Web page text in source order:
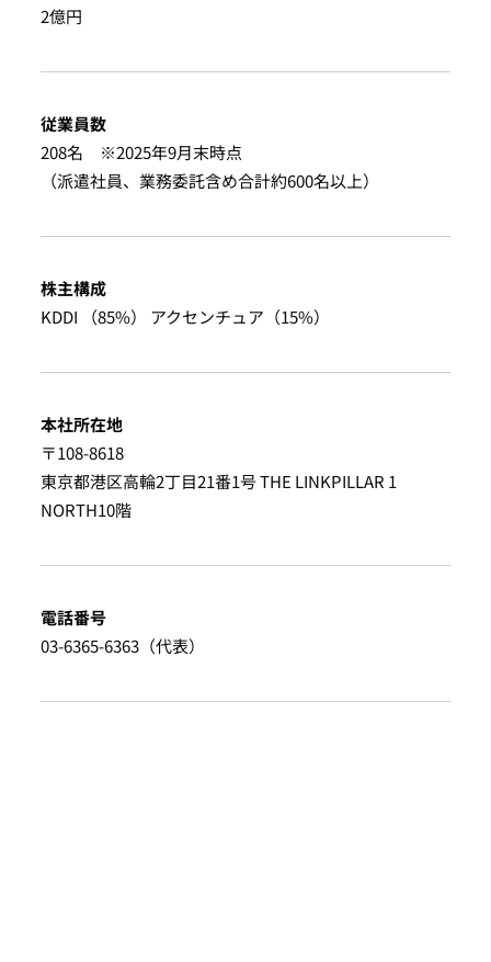
2億円
従業員数
208名 ※2025年9月末時点
（派遣社員、業務委託含め合計約600名以上）
株主構成
KDDI （85%） アクセンチュア（15%）
本社所在地
〒108-8618
東京都港区高輪2丁目21番1号 THE LINKPILLAR 1
NORTH10階
電話番号
03-6365-6363（代表）